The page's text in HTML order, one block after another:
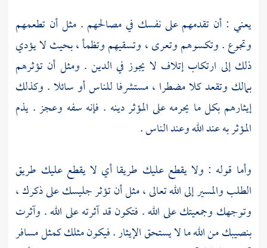
يعني : أن تقدمهم على نفسك في مصالحهم . مثل أن تطعمهم
وتجوع . وتكسوهم وتعرى ، وتسقيهم وتظمأ ، بحيث لا يؤدي
ذلك إلى ارتكاب إتلاف لا يجوز في الدين . ومثل أن تؤثرهم
بمالك وتقعد كلا مضطرا ، مستشرفا للناس أو سائلا . وكذلك
إيثارهم بكل ما يحرمه على المؤثر دينه . فإنه سفه وعجز . يذم
المؤثر به عند الله وعند الناس .
وأما قوله : ولا يقطع عليك طريقا أي لا يقطع عليك طريق
الطلب والمسير إلى الله تعالى ، مثل أن تؤثر جليسك على ذكرك ،
وتوجهك وجمعيتك على الله . فتكون قد آثرته على الله . وآثرت
بنصيبك من الله ما لا يستحق الإيثار . فيكون مثلك كمثل مسافر